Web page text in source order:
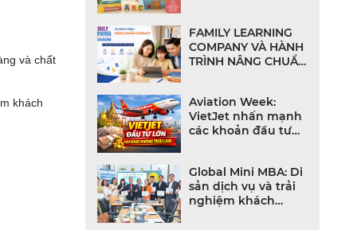
và chất
khách
FAMILY LEARNING
COMPANY VÀ HÀNH
TRÌNH NÂNG CHUẨN
TRƯỜNG VIỆT NAM
Aviation Week:
VietJet nhấn mạnh
các khoản đầu tư
Lan
Global Mini MBA: Di
sản dịch vụ và trải
nghiệm khách